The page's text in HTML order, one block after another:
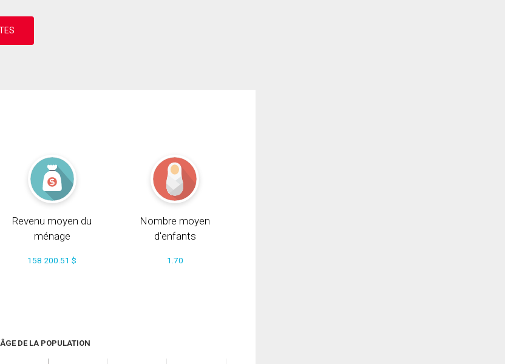
Revenu moyen du
ménage
158 200.51 $
Nombre moyen
d'enfants
1.70
ÂGE DE LA POPULATION